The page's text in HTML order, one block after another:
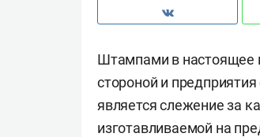
Штампами в настоящее
стороной и
является слежение за
изготавливаемой на